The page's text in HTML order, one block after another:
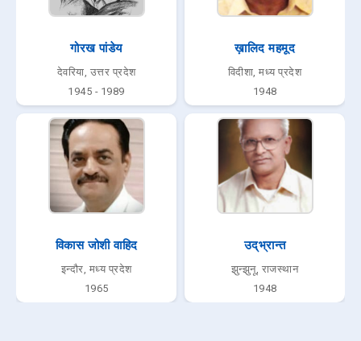
गोरख पांडेय
देवरिया, उत्तर प्रदेश
1945 - 1989
ख़ालिद महमूद
विदीशा, मध्य प्रदेश
1948
विकास जोशी वाहिद
इन्दौर, मध्य प्रदेश
1965
उद्‌भ्रान्त
झुन्झुनू, राजस्थान
1948